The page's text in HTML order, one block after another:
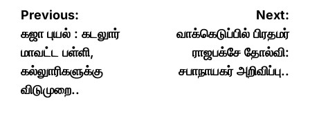
Post
navigation
Previous:
கஜா புயல் : கடலுார்
மாவட்ட பள்ளி,
கல்லுாரிகளுக்கு
விடுமுறை..
Next:
வாக்கெடுப்பில் பிரதமர்
ராஜபக்சே தோல்வி:
சபாநாயகர் அறிவிப்பு..